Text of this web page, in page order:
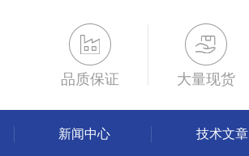
品质保证 大量现货
新闻中心 技术文章